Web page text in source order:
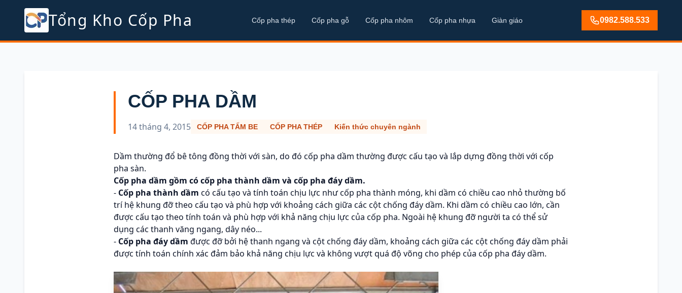
Tổng Kho Cốp Pha Cốp pha thép Cốp pha gỗ Cốp pha nhôm Cốp pha nhựa Giàn giáo 0982.588.533
CỐP PHA DẦM
14 tháng 4, 2015 CỐP PHA TẤM BE CỐP PHA THÉP Kiến thức chuyên ngành
Dầm thường đổ bê tông đồng thời với sàn, do đó cốp pha dầm thường được cấu tạo và lắp dựng đồng thời với cốp
pha sàn.
Cốp pha dầm gồm có cốp pha thành dầm và cốp pha đáy dầm.
- Cốp pha thành dầm có cấu tạo và tính toán chịu lực như cốp pha thành móng, khi dầm có chiều cao nhỏ thường bố
trí hệ khung đỡ theo cấu tạo và phù hợp với khoảng cách giữa các cột chống đáy dầm. Khi dầm có chiều cao lớn, cần
được cấu tạo theo tính toán và phù hợp với khả năng chịu lực của cốp pha. Ngoài hệ khung đỡ người ta có thể sử
dụng các thanh văng ngang, dây néo...
- Cốp pha đáy dầm được đỡ bởi hệ thanh ngang và cột chống đáy dầm, khoảng cách giữa các cột chống đáy dầm phải
được tính toán chính xác đảm bảo khả năng chịu lực và không vượt quá độ võng cho phép của cốp pha đáy dầm.